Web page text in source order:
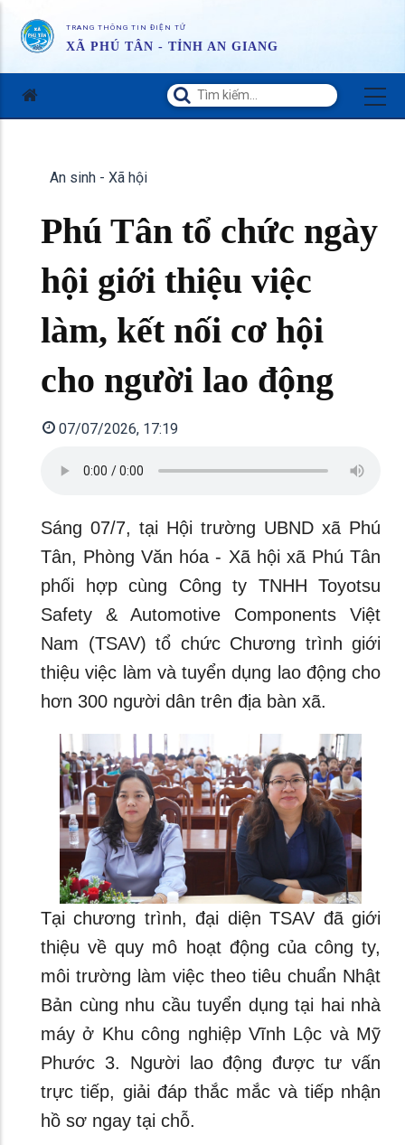
TRANG THÔNG TIN ĐIỆN TỬ
XÃ PHÚ TÂN - TỈNH AN GIANG
An sinh - Xã hội
Phú Tân tổ chức ngày
hội giới thiệu việc
làm, kết nối cơ hội
cho người lao động
07/07/2026, 17:19
Sáng 07/7, tại Hội trường UBND xã Phú
Tân, Phòng Văn hóa - Xã hội xã Phú Tân
phối hợp cùng Công ty TNHH Toyotsu
Safety & Automotive Components Việt
Nam (TSAV) tổ chức Chương trình giới
thiệu việc làm và tuyển dụng lao động cho
hơn 300 người dân trên địa bàn xã.
Tại chương trình, đại diện TSAV đã giới
thiệu về quy mô hoạt động của công ty,
môi trường làm việc theo tiêu chuẩn Nhật
Bản cùng nhu cầu tuyển dụng tại hai nhà
máy ở Khu công nghiệp Vĩnh Lộc và Mỹ
Phước 3. Người lao động được tư vấn
trực tiếp, giải đáp thắc mắc và tiếp nhận
hồ sơ ngay tại chỗ.